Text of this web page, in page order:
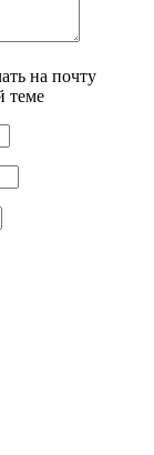
на почту
теме